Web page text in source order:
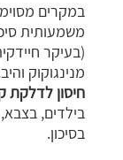
במקרים
משמעותית
(בעיקר
מנינגוקוק
חיסון לדלקת
בילדים, בצבא,
בסיכון.